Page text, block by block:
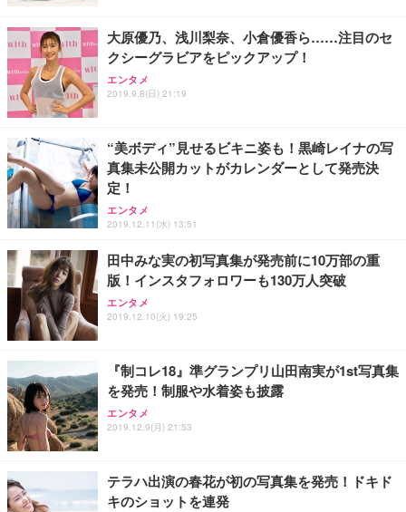
大原優乃、浅川梨奈、小倉優香ら……注目のセ
クシーグラビアをピックアップ！
エンタメ
2019.9.8(日) 21:19
“美ボディ”見せるビキニ姿も！黒崎レイナの写
真集未公開カットがカレンダーとして発売決
定！
エンタメ
2019.12.11(水) 13:51
田中みな実の初写真集が発売前に10万部の重
版！インスタフォロワーも130万人突破
エンタメ
2019.12.10(火) 19:25
『制コレ18』準グランプリ山田南実が1st写真集
を発売！制服や水着姿も披露
エンタメ
2019.12.9(月) 21:53
テラハ出演の春花が初の写真集を発売！ドキド
キのショットを連発